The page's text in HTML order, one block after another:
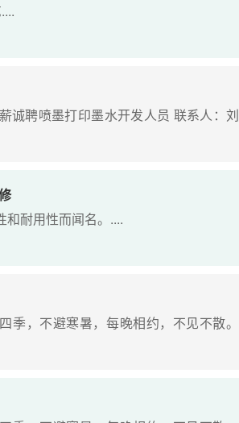
诚聘喷墨打印墨水开发人员 联系人：刘
耐用性而闻名。....
，不避寒暑，每晚相约，不见不散。